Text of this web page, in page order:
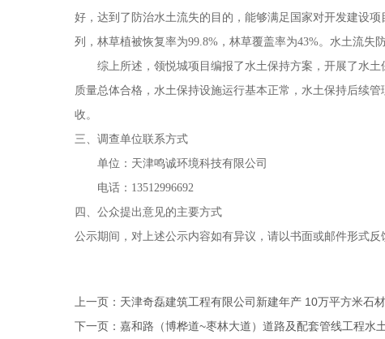
好，达到了防治水土流失的目的，能够满足国家对开发建设
列，林草植被恢复率为99.8%，林草覆盖率为43%。水土流失
综上所述，领悦城项目编报了水土保持方案，开展了水
质量总体合格，水土保持设施运行基本正常，水土保持后续
收。
三、调查单位联系方式
单位：天津鸣诚环境科技有限公司
电话： 13512996692
四、公众提出意见的主要方式
公示期间，对上述公示内容如有异议，请以书面或邮件形式
上一页：天津奇磊建筑工程有限公司新建年产 10万平方米石
下一页：嘉和路（博桦道~枣林大道）道路及配套管线工程水